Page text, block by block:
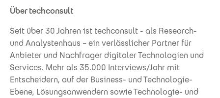
Über techconsult
Seit über 30 Jahren ist techconsult - als Research-
und Analystenhaus – ein verlässlicher Partner für
Anbieter und Nachfrager digitaler Technologien und
Services. Mehr als 35.000 Interviews/Jahr mit
Entscheidern, auf der Business- und Technologie-
Ebene, Lösungsanwendern sowie Technologie- und